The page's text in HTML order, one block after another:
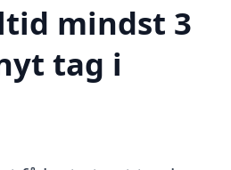
mindst 3
tag i